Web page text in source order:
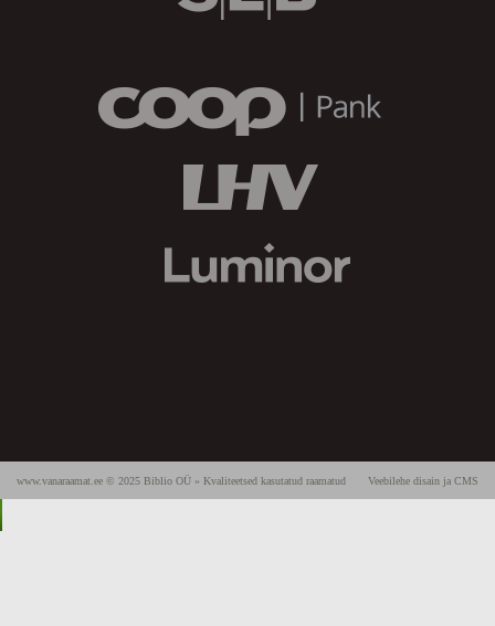
Veebilehe disain ja CMS
www.vanaraamat.ee © 2025 Biblio OÜ » Kvaliteetsed kasutatud raamatud